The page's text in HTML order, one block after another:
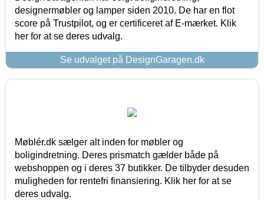
designermøbler og lamper siden 2010. De har en flot
score på Trustpilot, og er certificeret af E-mærket. Klik
her for at se deres udvalg.
Se udvalget på DesignGaragen.dk
Møblér.dk sælger alt inden for møbler og
boligindretning. Deres prismatch gælder både på
webshoppen og i deres 37 butikker. De tilbyder desuden
muligheden for rentefri finansiering. Klik her for at se
deres udvalg.